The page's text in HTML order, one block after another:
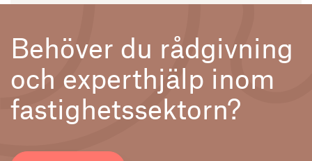
Behöver du rådgivning
och experthjälp inom
fastighetssektorn?